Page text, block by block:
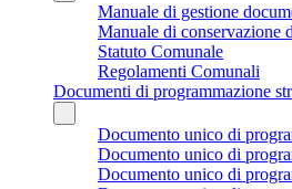
Manuale di gestione
Manuale di conservazione
Statuto Comunale
Regolamenti Comunali
Documenti di programmazione
Documento unico di
Documento unico di
Documento unico di